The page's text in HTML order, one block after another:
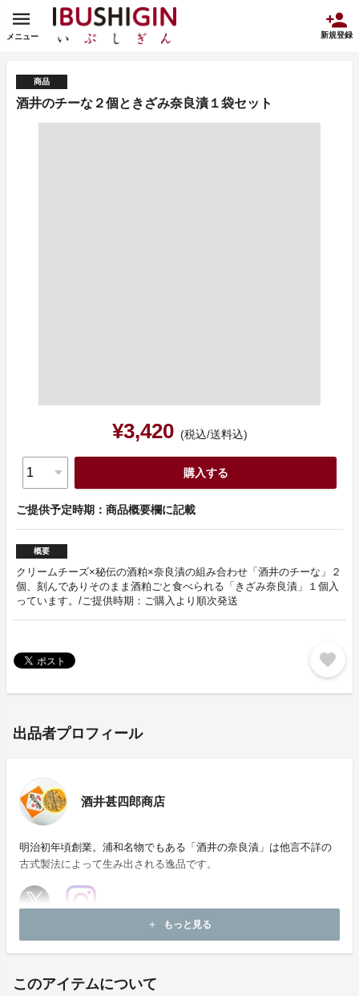
メニュー 新規登録
商品
酒井のチーな２個ときざみ奈良漬１袋セット
¥3,420 (税込/送料込)
購入する
ご提供予定時期：商品概要欄に記載
概要
クリームチーズ×秘伝の酒粕×奈良漬の組み合わせ「酒井のチーな」２
個、刻んでありそのまま酒粕ごと食べられる「きざみ奈良漬」１個入
っています。/ご提供時期：ご購入より順次発送
favorite
出品者プロフィール
酒井甚四郎商店
明治初年頃創業。浦和名物でもある「酒井の奈良漬」は他言不詳の
古式製法によって生み出される逸品です。
add もっと見る
このアイテムについて